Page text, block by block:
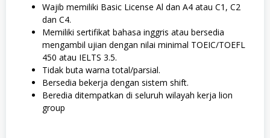
Wajib memiliki Basic License Al dan A4 atau C1, C2
dan C4.
Memiliki sertifikat bahasa inggris atau bersedia
mengambil ujian dengan nilai minimal TOEIC/TOEFL
450 atau IELTS 3.5.
Tidak buta warna total/parsial.
Bersedia bekerja dengan sistem shift.
Beredia ditempatkan di seluruh wilayah kerja lion
group